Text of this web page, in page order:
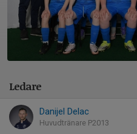
Ledare
Danijel Delac
Huvudtränare P2013